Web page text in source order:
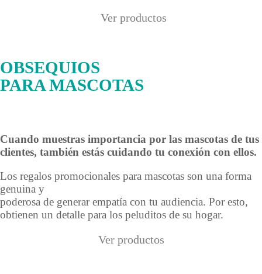
Ver productos
OBSEQUIOS
PARA MASCOTAS
Cuando muestras importancia por las mascotas de tus
clientes, también estás cuidando tu conexión con ellos.
Los regalos promocionales para mascotas son una forma
genuina y
poderosa de generar empatía con tu audiencia. Por esto,
obtienen un detalle para los peluditos de su hogar.
Ver productos